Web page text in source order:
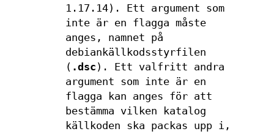
1.17.14). Ett argument som
inte är en flagga måste
anges, namnet på
debiankällkodsstyrfilen
( .dsc ). Ett valfritt andra
argument som inte är en
flagga kan anges för att
bestämma vilken katalog
källkoden ska packas upp i,